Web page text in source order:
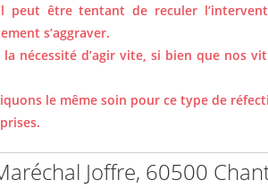
peut être tentant de reculer
s’aggraver.
nécessité d’agir vite, si bien que nos
le même soin pour ce type de
Joffre, 60500